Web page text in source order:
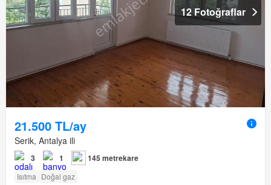
12 Fotoğraflar
21.500 TL/ay
Serik, Antalya ili
3 1 145 metrekare
Isıtma Doğal gaz